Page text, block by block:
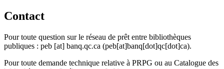
Contact
Pour toute question sur le réseau de prêt entre bibliothèques
publiques : peb [at] banq.qc.ca (peb[at]banq[dot]qc[dot]ca).
Pour toute demande technique relative à PRPG ou au Catalogue des